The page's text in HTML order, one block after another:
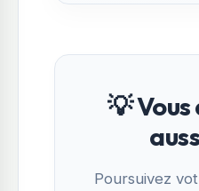
💡
Poursuivez